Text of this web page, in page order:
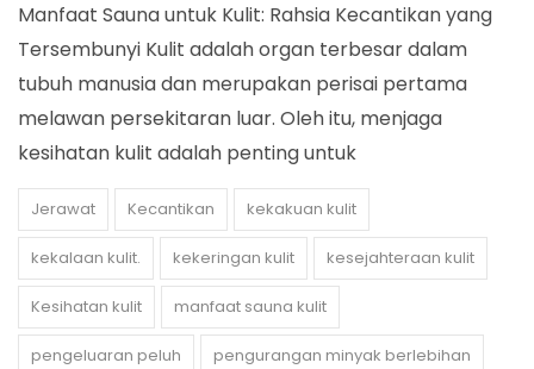
Manfaat Sauna untuk Kulit: Rahsia Kecantikan yang
Tersembunyi Kulit adalah organ terbesar dalam
tubuh manusia dan merupakan perisai pertama
melawan persekitaran luar. Oleh itu, menjaga
kesihatan kulit adalah penting untuk
Jerawat Kecantikan kekakuan kulit
kekalaan kulit. kekeringan kulit kesejahteraan kulit
Kesihatan kulit manfaat sauna kulit
pengeluaran peluh pengurangan minyak berlebihan